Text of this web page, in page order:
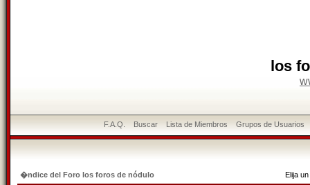
los
F.A.Q. Buscar Lista de Miembros Grupos de Usuarios
�ndice del Foro los foros de nódulo Elija